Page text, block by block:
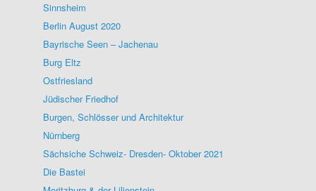
Sinnsheim
Berlin August 2020
Bayrische Seen – Jachenau
Burg Eltz
Ostfriesland
Jüdischer Friedhof
Burgen, Schlösser und Architektur
Nürnberg
Sächsiche Schweiz- Dresden- Oktober 2021
Die Bastei